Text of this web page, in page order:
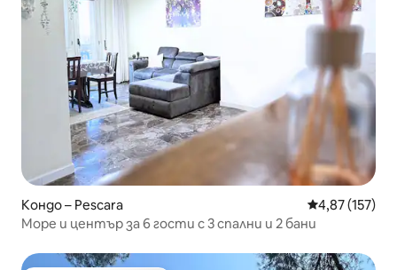
Кондо – Pescara Средна
4,87 (157)
Море и център за 6 гости с 3 спални и 2 бани